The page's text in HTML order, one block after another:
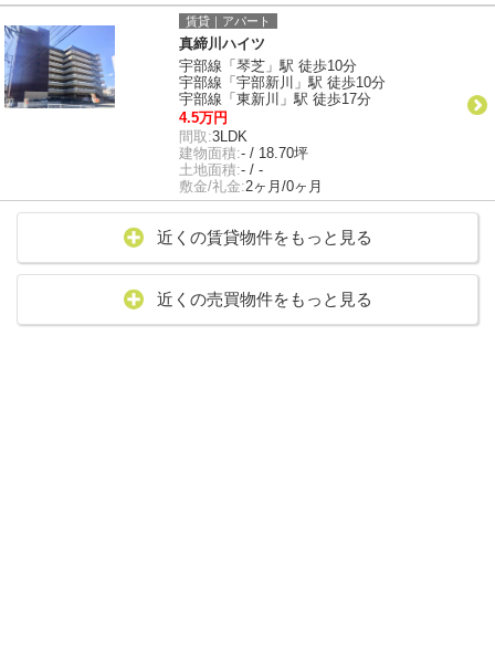
賃貸｜アパート
真締川ハイツ
宇部線「琴芝」駅 徒歩10分
宇部線「宇部新川」駅 徒歩10分
宇部線「東新川」駅 徒歩17分
4.5万円
間取:3LDK
建物面積:- / 18.70坪
土地面積:- / -
敷金/礼金:2ヶ月/0ヶ月
近くの賃貸物件をもっと見る
近くの売買物件をもっと見る